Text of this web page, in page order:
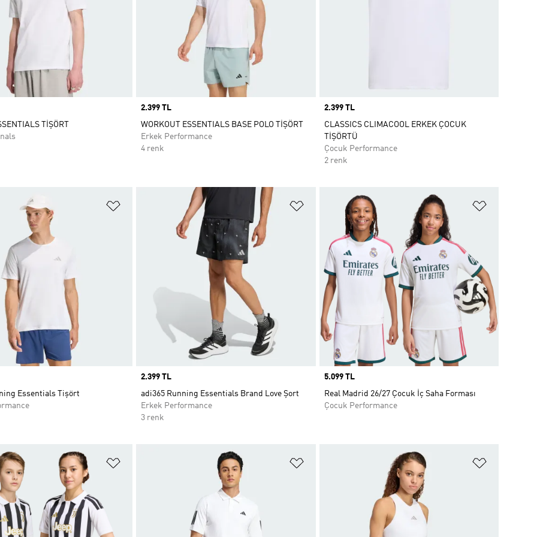
TİŞÖRT
Price
2.399 TL
WORKOUT ESSENTIALS BASE POLO TİŞÖRT
Erkek Performance
4 renk
Price
2.399 TL
CLASSICS CLIMACOOL ERKEK ÇOCUK
TİŞÖRTÜ
Çocuk Performance
2 renk
Ekle Favori Listesine Ekle
Essentials Tişört
Favori Listesine Ekle
Price
2.399 TL
adi365 Running Essentials Brand Love Şort
Erkek Performance
3 renk
Price
5.099 TL
Real Madrid 26/27 Çocuk İç Saha Forması
Çocuk Performance
Ekle Favori Listesine Ekle